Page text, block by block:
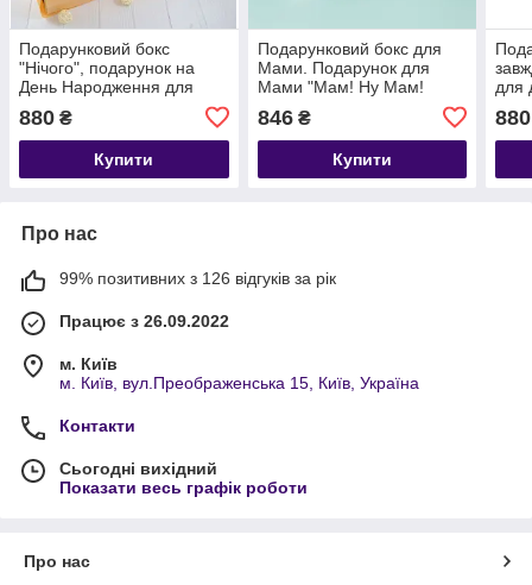
Подарунковий бокс
"Нічого", подарунок на
День Народження для
Чоловічий або жіночий
подарунок.
880 ₴
Купити
Подарунковий бокс для
Мами. Подарунок для
Мами "Мам! Ну Мам!
Народження або День
Матері.
846₴
Купити
для
880
Про нас
99% позитивних з 126 відгуків за рік
Працює з 26.09.2022
м. Київ
м. Київ, вул.Преображенська 15, Київ, Україна
Контакти
Сьогодні вихідний
Показати весь графік роботи
Про нас